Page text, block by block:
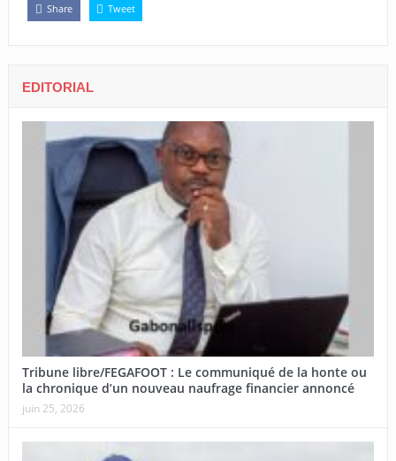
Share Tweet
EDITORIAL
Tribune libre/FEGAFOOT : Le communiqué de la honte ou
la chronique d’un nouveau naufrage financier annoncé
juin 25, 2026